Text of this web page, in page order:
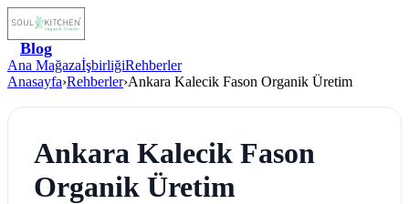
Blog
Ana MağazaİşbirliğiRehberler
Anasayfa›Rehberler›Ankara Kalecik Fason Organik Üretim
Ankara Kalecik Fason
Organik Üretim